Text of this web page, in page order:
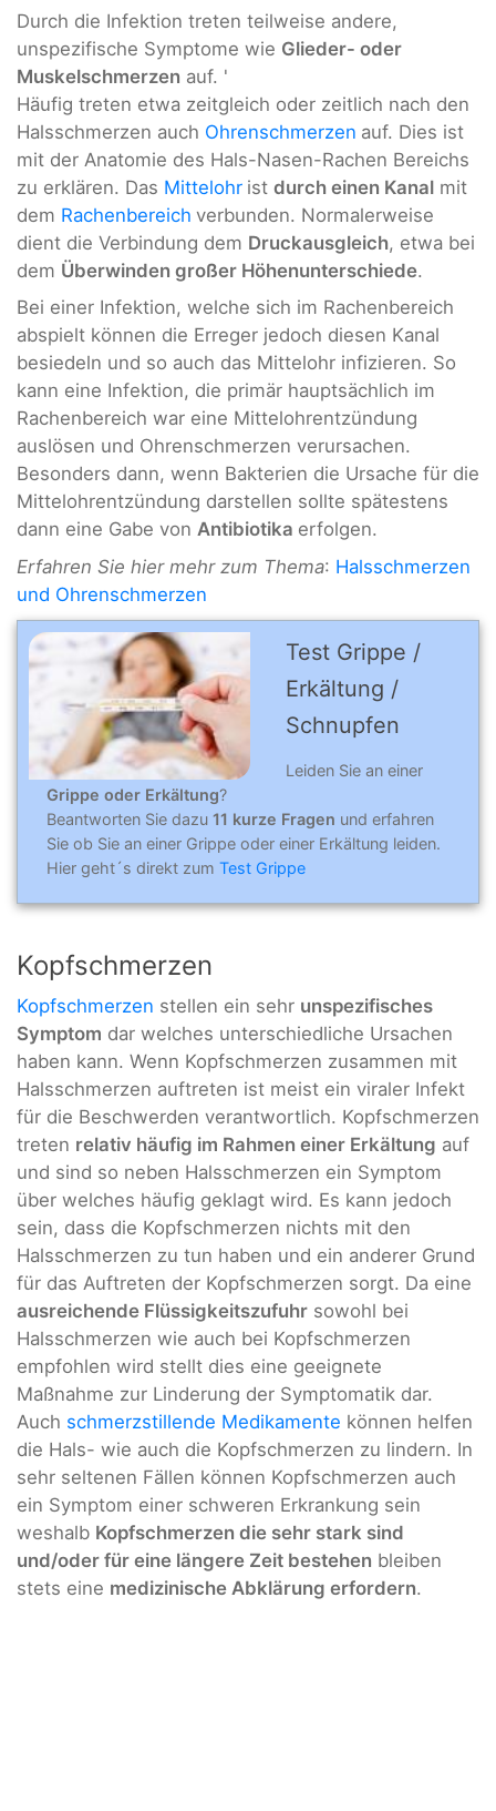
Durch die Infektion treten teilweise andere,
unspezifische Symptome wie Glieder- oder
Muskelschmerzen auf. '
Häufig treten etwa zeitgleich oder zeitlich nach den
Halsschmerzen auch Ohrenschmerzen auf. Dies ist
mit der Anatomie des Hals-Nasen-Rachen Bereichs
zu erklären. Das Mittelohr ist durch einen Kanal mit
dem Rachenbereich verbunden. Normalerweise
dient die Verbindung dem Druckausgleich, etwa bei
dem Überwinden großer Höhenunterschiede.
Bei einer Infektion, welche sich im Rachenbereich
abspielt können die Erreger jedoch diesen Kanal
besiedeln und so auch das Mittelohr infizieren. So
kann eine Infektion, die primär hauptsächlich im
Rachenbereich war eine Mittelohrentzündung
auslösen und Ohrenschmerzen verursachen.
Besonders dann, wenn Bakterien die Ursache für die
Mittelohrentzündung darstellen sollte spätestens
dann eine Gabe von Antibiotika erfolgen.
Erfahren Sie hier mehr zum Thema: Halsschmerzen
und Ohrenschmerzen
Test Grippe /
Erkältung /
Schnupfen
Leiden Sie an einer
Grippe oder Erkältung?
Beantworten Sie dazu 11 kurze Fragen und erfahren
Sie ob Sie an einer Grippe oder einer Erkältung leiden.
Hier geht´s direkt zum Test Grippe
Kopfschmerzen
Kopfschmerzen stellen ein sehr unspezifisches
Symptom dar welches unterschiedliche Ursachen
haben kann. Wenn Kopfschmerzen zusammen mit
Halsschmerzen auftreten ist meist ein viraler Infekt
für die Beschwerden verantwortlich. Kopfschmerzen
treten relativ häufig im Rahmen einer Erkältung auf
und sind so neben Halsschmerzen ein Symptom
über welches häufig geklagt wird. Es kann jedoch
sein, dass die Kopfschmerzen nichts mit den
Halsschmerzen zu tun haben und ein anderer Grund
für das Auftreten der Kopfschmerzen sorgt. Da eine
ausreichende Flüssigkeitszufuhr sowohl bei
Halsschmerzen wie auch bei Kopfschmerzen
empfohlen wird stellt dies eine geeignete
Maßnahme zur Linderung der Symptomatik dar.
Auch schmerzstillende Medikamente können helfen
die Hals- wie auch die Kopfschmerzen zu lindern. In
sehr seltenen Fällen können Kopfschmerzen auch
ein Symptom einer schweren Erkrankung sein
weshalb Kopfschmerzen die sehr stark sind
und/oder für eine längere Zeit bestehen bleiben
stets eine medizinische Abklärung erfordern.